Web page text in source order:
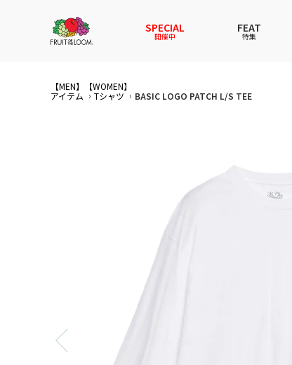
SPECIAL
開催中
FEAT
特集
全てのアイテム
全てのメンズ アイテム
全てのウィメンズ
全てのキッズ
【MEN】
【WOMEN】
アイテム
Tシャツ
BASIC LOGO PATCH L/S TEE